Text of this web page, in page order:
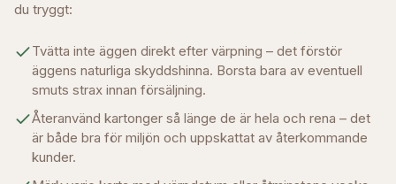
du tryggt:
Tvätta inte äggen direkt efter värpning – det förstör
äggens naturliga skyddshinna. Borsta bara av eventuell
smuts strax innan försäljning.
Återanvänd kartonger så länge de är hela och rena – det
är både bra för miljön och uppskattat av återkommande
kunder.